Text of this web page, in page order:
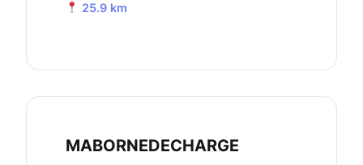
25.9 km
MABORNEDECHARGE